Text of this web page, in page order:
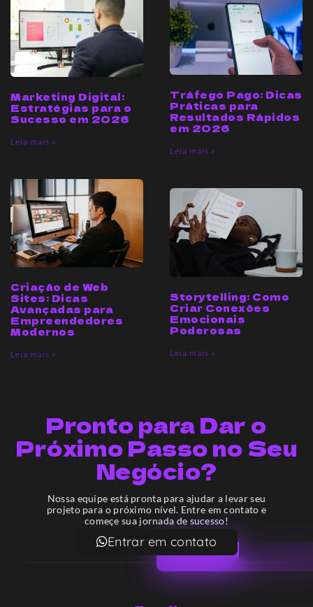
Marketing Digital:
Estratégias para o
Sucesso em 2026
Leia mais »
Tráfego Pago: Dicas
Práticas para
Resultados Rápidos
em 2026
Leia mais »
Criação de Web
Sites: Dicas
Avançadas para
Empreendedores
Modernos
Leia mais »
Storytelling: Como
Criar Conexões
Emocionais
Poderosas
Leia mais »
Pronto para Dar o
Próximo Passo no Seu
Negócio?
Nossa equipe está pronta para ajudar a levar seu
projeto para o próximo nível. Entre em contato e
começe sua jornada de sucesso!
Entrar em contato